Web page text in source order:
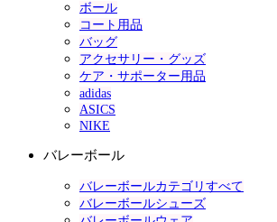
ボール
コート用品
バッグ
アクセサリー・グッズ
ケア・サポーター用品
adidas
ASICS
NIKE
バレーボール
バレーボールカテゴリすべて
バレーボールシューズ